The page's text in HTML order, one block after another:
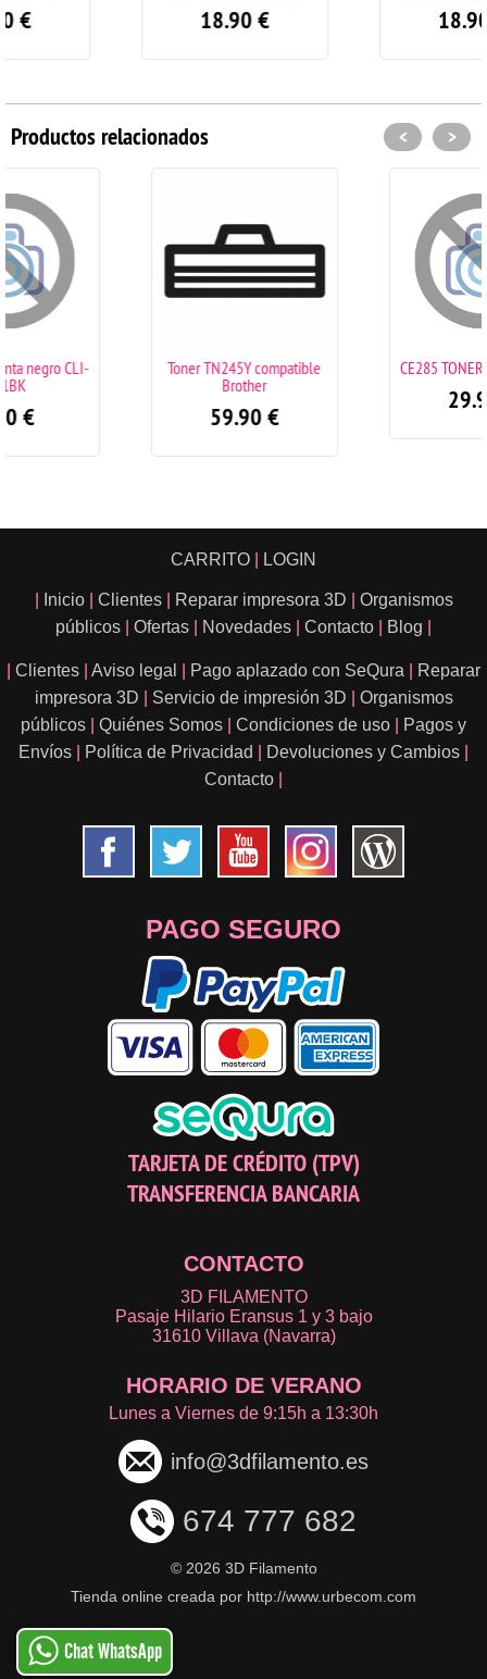
Productos relacionados
Toner TN245Y compatible
CE285 TONER COMPATIBLE
< >
CARRITO LOGIN
Inicio Clientes Reparar impresora 3D
Organismos
públicos
Ofertas Novedades Contacto Blog
Clientes Aviso legal Pago aplazado con SeQura
Reparar
impresora 3D
Servicio de impresión 3D
Organismos
públicos
Quiénes Somos Condiciones de uso
Pagos y
Envíos
Política de Privacidad Devoluciones y Cambios
Contacto
PAGO SEGURO
TARJETA DE CRÉDITO (TPV)
TRANSFERENCIA BANCARIA
CONTACTO
3D FILAMENTO
Pasaje Hilario Eransus 1 y 3 bajo
31610 Villava (Navarra)
HORARIO DE VERANO
Lunes a Viernes de 9:15h a 13:30h
info@3dfilamento.es
674 777 682
©2026 3D Filamento
Tienda online creada por http://www.urbecom.com
Chat WhatsApp